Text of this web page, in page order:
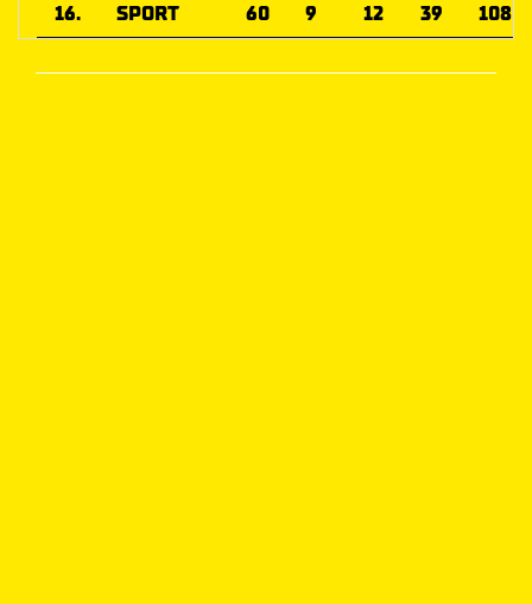
16.
SPORT 60 9 12 39 108